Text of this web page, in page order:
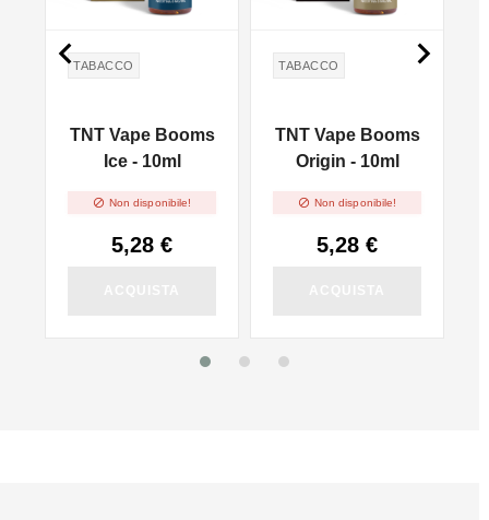
TABACCO
TNT Vape Booms
Ice - 10ml
 Non disponibile!
5,28 €
TABACCO
TNT Vape Booms
Origin - 10ml
 Non disponibile!
5,28 €
 